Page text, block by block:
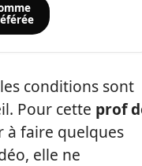
conditions sont
Pour cette prof
à faire quelques
elle ne